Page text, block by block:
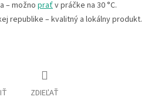
– možno praťv práčke na 30 °C.
republike – kvalitný a lokálny produkt.
ZDIEĽAŤ